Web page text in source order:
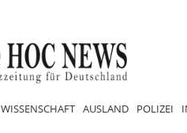
WISSENSCHAFT AUSLAND POLIZEI